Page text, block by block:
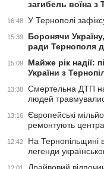
загибель воїна з
16:48 У Тернополі
15:39
Боронячи
ради Тернополя
15:09
Майже рік надії:
України з
13:38
Смертельна ДТП
людей
13:16
Європейські
ремонтують
12:42
На Тернопільщині
легенди